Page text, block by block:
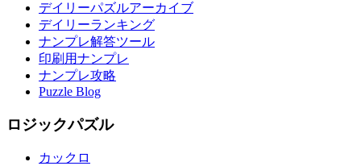
デイリーパズルアーカイブ
デイリーランキング
ナンプレ解答ツール
印刷用ナンプレ
ナンプレ攻略
Puzzle Blog
ロジックパズル
カックロ